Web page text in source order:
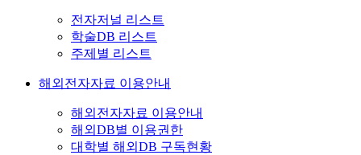
전자저널 리스트
학술DB 리스트
주제별 리스트
해외전자자료 이용안내
해외전자자료 이용안내
해외DB별 이용권한
대학별 해외DB 구독현황